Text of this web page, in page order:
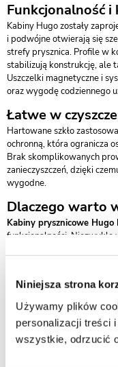
Niniejsza strona
Używamy plików
personalizacji treści
wszystkie, odrzucić
Funkcjonalność
Kabiny Hugo zostały
i podwójne otwierają się
strefy prysznica. Profile w
stabilizują konstrukcję, ale
Uszczelki magnetyczne i
oraz wygodę codziennego
Łatwe w
Hartowane szkło
ochronną, która ogranicza
Brak skomplikowanych
zanieczyszczeń, dzięki
wygodne.
Dlaczego warto
Kabiny prysznicowe Hugo
funkcjonalności.
FAQ –
Hugo Rea
Jakie typy kabin obejmuje
Seria obejmuje kabiny